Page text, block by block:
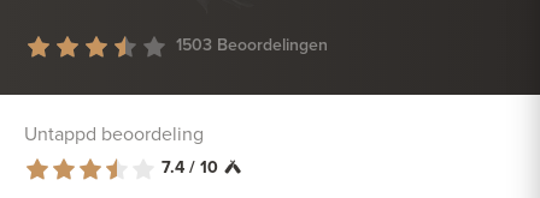
1503 Beoordelingen
Untappd beoordeling
7.4 / 10